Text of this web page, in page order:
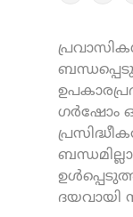
ഗർഷോം
ദയവായി